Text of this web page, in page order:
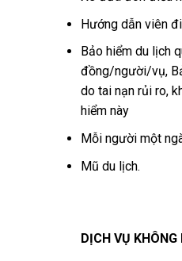
Hướng dẫn viên
Bảo hiểm du lịch
đồng/người/vụ,
do tai nạn rủi ro,
hiểm này
Mỗi người một
Mũ du lịch.
DỊCH VỤ KHÔNG